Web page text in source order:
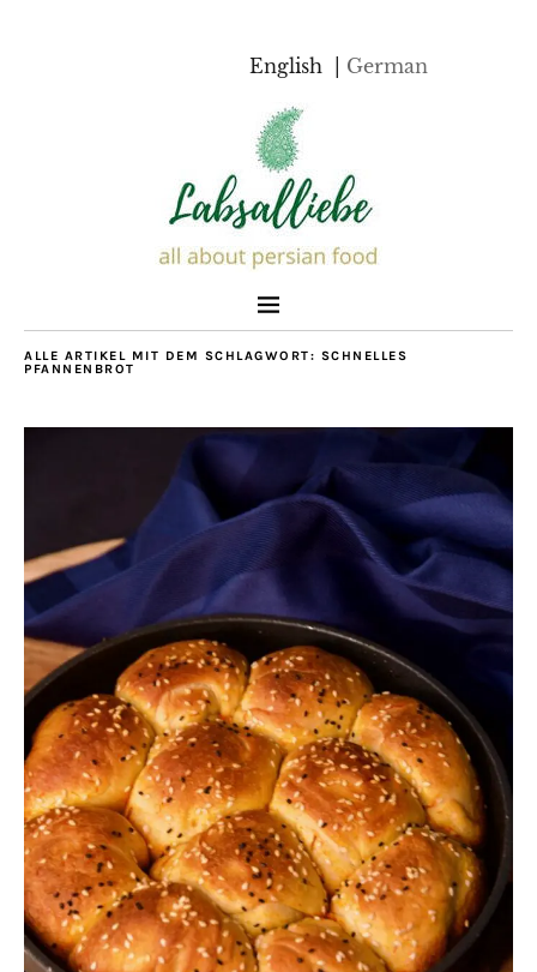
English German
ALLE ARTIKEL MIT DEM SCHLAGWORT: SCHNELLES
PFANNENBROT